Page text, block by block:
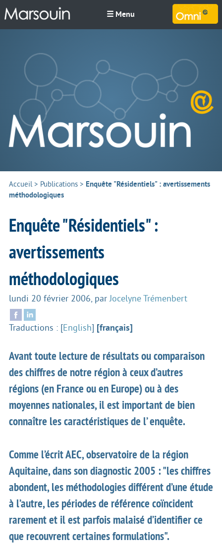
☰ Menu
Accueil> Publications > Enquête "Résidentiels" : avertissements
méthodologiques
Enquête "Résidentiels" :
avertissements
méthodologiques
lundi 20 février 2006, parJocelyne Trémenbert
Traductions : [English] [français]
Avant toute lecture de résultats ou comparaison
des chiffres de notre région à ceux d’autres
régions (en France ou en Europe) ou à des
moyennes nationales, il est important de bien
connaître les caractéristiques de l’ enquête.
Comme l’écrit AEC, observatoire de la région
Aquitaine, dans son diagnostic 2005 : "les chiffres
abondent, les méthodologies différent d’une étude
à l’autre, les périodes de référence coïncident
rarement et il est parfois malaisé d’identifier ce
que recouvrent certaines formulations".